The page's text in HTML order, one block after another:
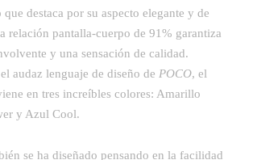
que destaca por su aspecto elegante y de
relación pantalla-cuerpo de 91% garantiza
y una sensación de calidad.
audaz lenguaje de diseño de POCO, el
en tres increíbles colores: Amarillo
y Azul Cool.
se ha diseñado pensando en la facilidad